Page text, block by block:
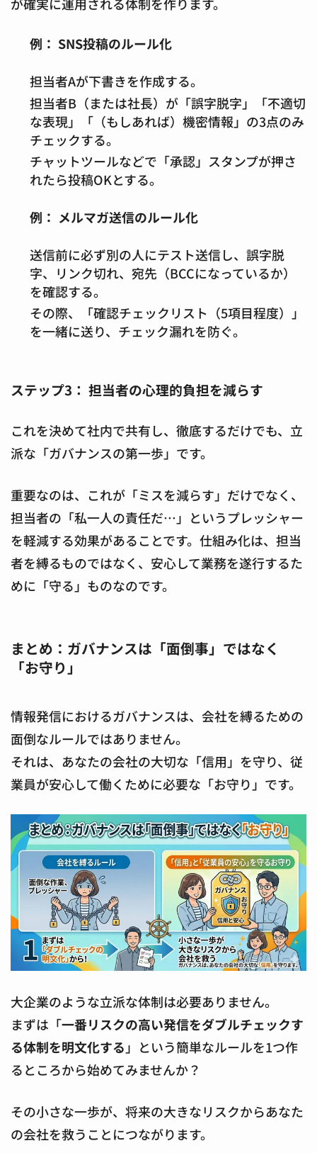
が確実に運用される体制を作ります。
例： SNS投稿のルール化
担当者Aが下書きを作成する。
担当者B（または社長）が「誤字脱字」「不適切
な表現」「（もしあれば）機密情報」の3点のみ
チェックする。
チャットツールなどで「承認」スタンプが押さ
れたら投稿OKとする。
例： メルマガ送信のルール化
送信前に必ず別の人にテスト送信し、誤字脱
字、リンク切れ、宛先（BCCになっているか）
を確認する。
その際、「確認チェックリスト（5項目程度）」
を一緒に送り、チェック漏れを防ぐ。
ステップ3： 担当者の心理的負担を減らす
これを決めて社内で共有し、徹底するだけでも、立
派な「ガバナンスの第一歩」です。
重要なのは、これが「ミスを減らす」だけでなく、
担当者の「私一人の責任だ…」というプレッシャー
を軽減する効果があることです。仕組み化は、担当
者を縛るものではなく、安心して業務を遂行するた
めに「守る」ものなのです。
まとめ：ガバナンスは「面倒事」ではなく
「お守り」
情報発信におけるガバナンスは、会社を縛るための
面倒なルールではありません。
それは、あなたの会社の大切な「信用」を守り、従
業員が安心して働くために必要な「お守り」です。
大企業のような立派な体制は必要ありません。
まずは「一番リスクの高い発信をダブルチェックす
る体制を明文化する 」という簡単なルールを1つ作
るところから始めてみませんか？
その小さな一歩が、将来の大きなリスクからあなた
の会社を救うことにつながります。